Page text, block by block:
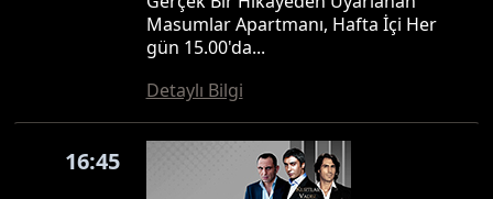
Masumlar Apartmanı, Hafta İçi Her
gün 15.00'da...
Detaylı Bilgi
16:45